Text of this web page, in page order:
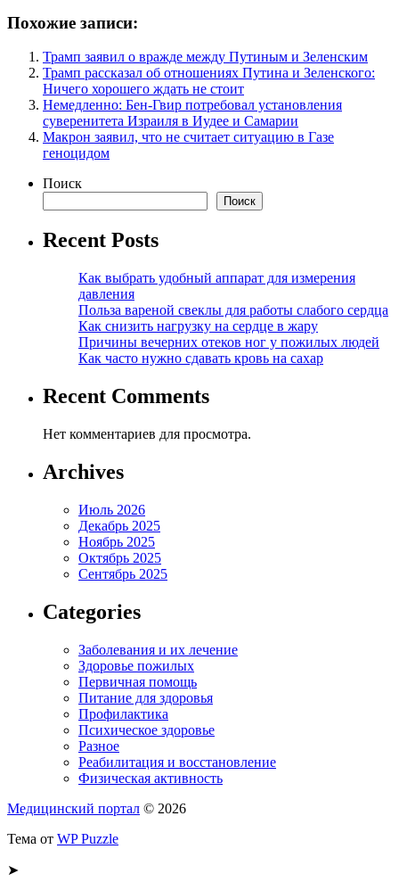
Похожие записи:
Трамп заявил о вражде между Путиным и Зеленским
Трамп рассказал об отношениях Путина и Зеленского:
Ничего хорошего ждать не стоит
Немедленно: Бен-Гвир потребовал установления
суверенитета Израиля в Иудее и Самарии
Макрон заявил, что не считает ситуацию в Газе
геноцидом
Поиск
Поиск
Recent Posts
Как выбрать удобный аппарат для измерения
давления
Польза вареной свеклы для работы слабого сердца
Как снизить нагрузку на сердце в жару
Причины вечерних отеков ног у пожилых людей
Как часто нужно сдавать кровь на сахар
Recent Comments
Нет комментариев для просмотра.
Archives
Июль 2026
Декабрь 2025
Ноябрь 2025
Октябрь 2025
Сентябрь 2025
Categories
Заболевания и их лечение
Здоровье пожилых
Первичная помощь
Питание для здоровья
Профилактика
Психическое здоровье
Разное
Реабилитация и восстановление
Физическая активность
Медицинский портал © 2026
Тема от WP Puzzle
➤